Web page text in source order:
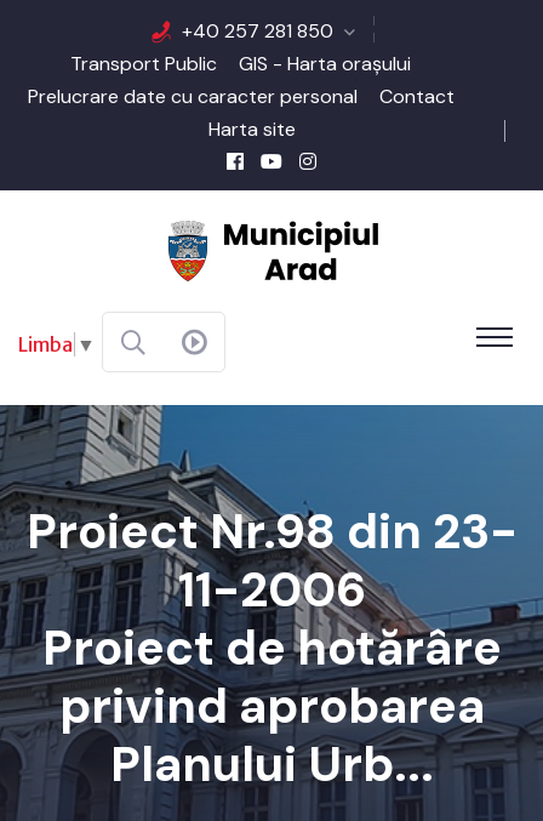
+40 257 281 850
Transport Public
GIS - Harta orașului
Prelucrare date cu caracter personal
Contact
Harta site
Limba ▼
Proiect Nr.98 din 23-
11-2006
Proiect de hotărâre
privind aprobarea
Planului Urb...